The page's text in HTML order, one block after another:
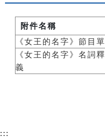
附件名稱
《女王的名字》節目單
《女王的名字》名詞釋
義
:::